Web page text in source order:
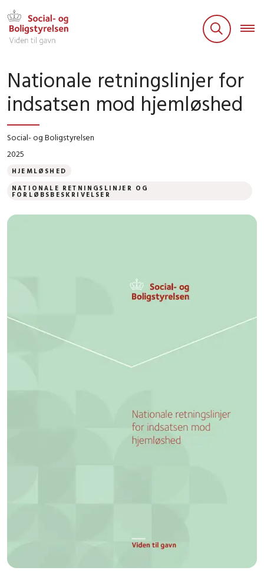
Nationale retningslinjer for
indsatsen mod hjemløshed
Social- og Boligstyrelsen
2025
HJEMLØSHED
NATIONALE RETNINGSLINJER OG
FORLØBSBESKRIVELSER